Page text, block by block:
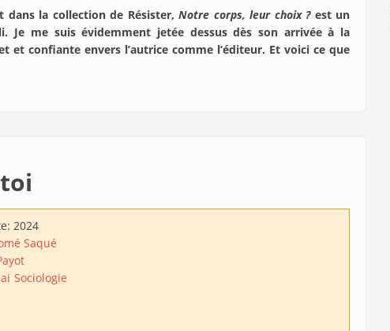
la collection de Résister, Notre corps, leur choix ?est un
Je me suis évidemment jetée dessus dès son arrivée à la
et confiante envers l’autrice comme l’éditeur. Et voici ce que
2024
Saqué
Sociologie